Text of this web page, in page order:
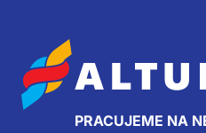
PRACUJEME NA